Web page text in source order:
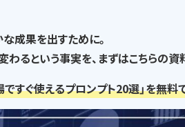
成果を出すために。
わるという事実を、まずはこちらの
すぐ使えるプロンプト20選」を無